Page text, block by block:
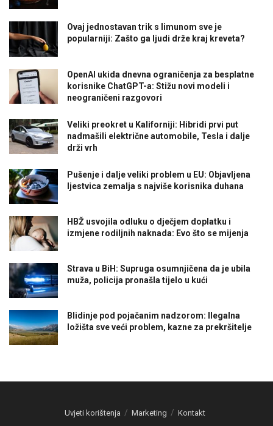
Ovaj jednostavan trik s limunom sve je
popularniji: Zašto ga ljudi drže kraj kreveta?
OpenAI ukida dnevna ograničenja za besplatne
korisnike ChatGPT-a: Stižu novi modeli i
neograničeni razgovori
Veliki preokret u Kaliforniji: Hibridi prvi put
nadmašili električne automobile, Tesla i dalje
drži vrh
Pušenje i dalje veliki problem u EU: Objavljena
ljestvica zemalja s najviše korisnika duhana
HBŽ usvojila odluku o dječjem doplatku i
izmjene rodiljnih naknada: Evo što se mijenja
Strava u BiH: Supruga osumnjičena da je ubila
muža, policija pronašla tijelo u kući
Blidinje pod pojačanim nadzorom: Ilegalna
ložišta sve veći problem, kazne za prekršitelje
Uvjeti korištenja Marketing Kontakt